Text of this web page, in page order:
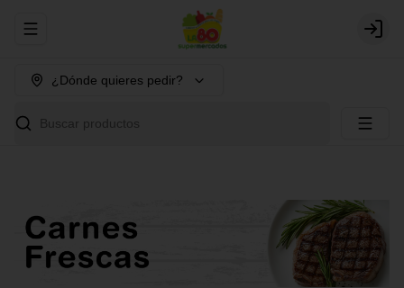
Abrir menu de navegación Login
¿Dónde quieres pedir?
Buscar productos